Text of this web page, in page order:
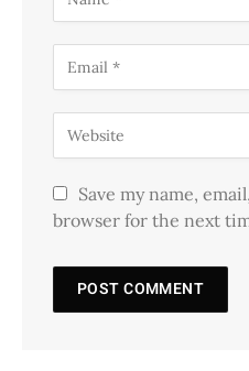
Save my name,
browser for the next